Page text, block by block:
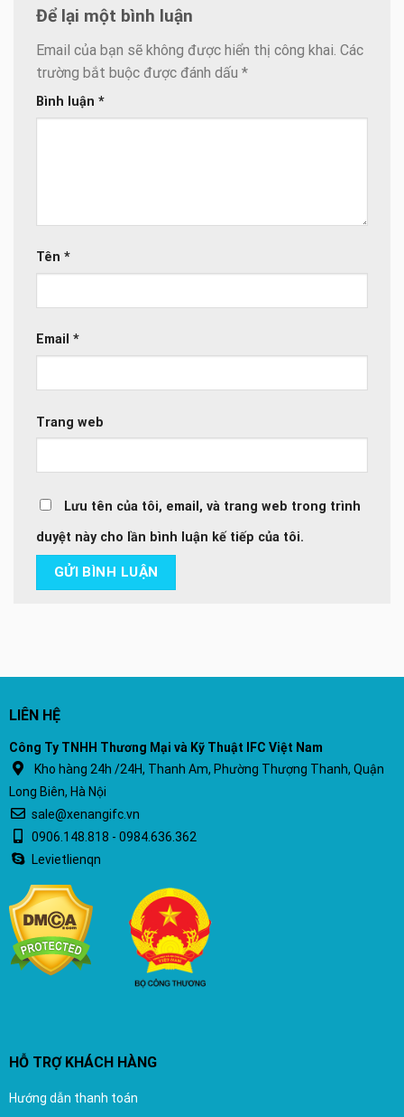
Để lại một bình luận
Email của bạn sẽ không được hiển thị công khai. Các
trường bắt buộc được đánh dấu *
Bình luận *
Tên *
Email *
Trang web
Lưu tên của tôi, email, và trang web trong trình
duyệt này cho lần bình luận kế tiếp của tôi.
LIÊN HỆ
Công Ty TNHH Thương Mại và Kỹ Thuật IFC Việt Nam
Kho hàng 24h /24H, Thanh Am, Phường Thượng Thanh, Quận
Long Biên, Hà Nội
sale@xenangifc.vn
0906.148.818 - 0984.636.362
Levietlienqn
HỖ TRỢ KHÁCH HÀNG
Hướng dẫn thanh toán